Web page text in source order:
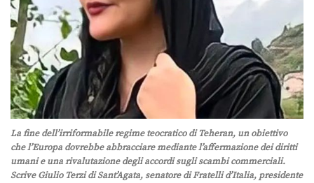
La fine dell’irriformabile regime teocratico di Teheran, un obiettivo
che l’Europa dovrebbe abbracciare mediante l’affermazione dei diritti
umani e una rivalutazione degli accordi sugli scambi commerciali.
Scrive Giulio Terzi di Sant’Agata, senatore di Fratelli d’Italia, presidente